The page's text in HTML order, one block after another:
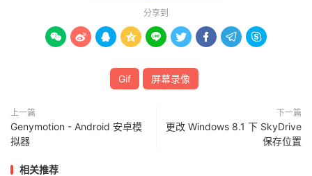
分享到
        
Gif 屏幕录像
上一篇
Genymotion - Android 安卓模
拟器
下一篇
更改 Windows 8.1 下 SkyDrive
保存位置
相关推荐